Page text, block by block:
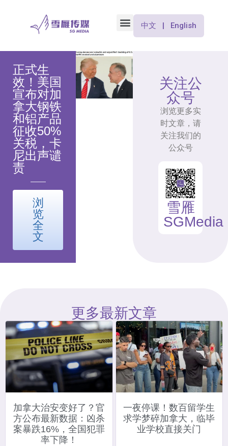
中文 | English
正式生
效！美国
宣布对加
拿大钢铁
和铝产品
征收50%
关税，卡
尼出声谴
责
浏
览
全
文
关注公
众号
浏览更多实
时文章，请
关注我们的
公众号
雪雁
SGMedia
更多最新文章
加拿大治安变好了？官
方公布最新数据：凶杀
案暴跌16%，全国犯罪
率下降！
一夜停课！数百留学生
求学梦碎加拿大，临毕
业学校直接关门